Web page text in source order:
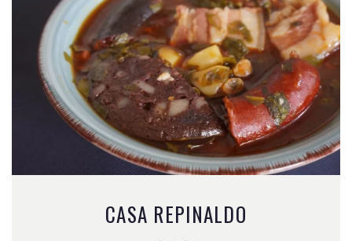
CASA REPINALDO